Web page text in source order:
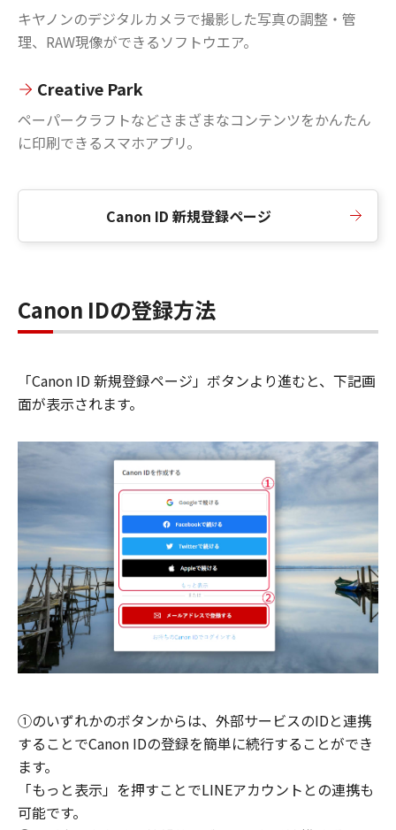
キヤノンのデジタルカメラで撮影した写真の調整・管
理、RAW現像ができるソフトウエア。
Creative Park
ペーパークラフトなどさまざまなコンテンツをかんたん
に印刷できるスマホアプリ。
Canon ID 新規登録ページ
Canon IDの登録方法
「Canon ID 新規登録ページ」ボタンより進むと、下記画
面が表示されます。
①のいずれかのボタンからは、外部サービスのIDと連携
することでCanon IDの登録を簡単に続行することができ
ます。
「もっと表示」を押すことでLINEアカウントとの連携も
可能です。